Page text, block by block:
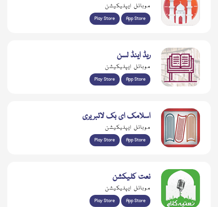
موبائل ایپلیکیشن
Play Store App Store
ریڈ اینڈ لسن
موبائل ایپلیکیشن
Play Store App Store
اسلامک ای بک لائبریری
موبائل ایپلیکیشن
Play Store App Store
نعت کلیکشن
موبائل ایپلیکیشن
Play Store App Store